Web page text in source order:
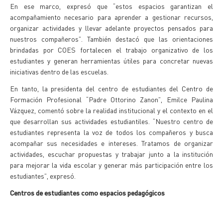
En ese marco, expresó que “estos espacios garantizan el
acompañamiento necesario para aprender a gestionar recursos,
organizar actividades y llevar adelante proyectos pensados para
nuestros compañeros”. También destacó que las orientaciones
brindadas por COES fortalecen el trabajo organizativo de los
estudiantes y generan herramientas útiles para concretar nuevas
iniciativas dentro de las escuelas.
En tanto, la presidenta del centro de estudiantes del Centro de
Formación Profesional “Padre Ottorino Zanon”, Emilce Paulina
Vázquez, comentó sobre la realidad institucional y el contexto en el
que desarrollan sus actividades estudiantiles. “Nuestro centro de
estudiantes representa la voz de todos los compañeros y busca
acompañar sus necesidades e intereses. Tratamos de organizar
actividades, escuchar propuestas y trabajar junto a la institución
para mejorar la vida escolar y generar más participación entre los
estudiantes”, expresó.
Centros de estudiantes como espacios pedagógicos